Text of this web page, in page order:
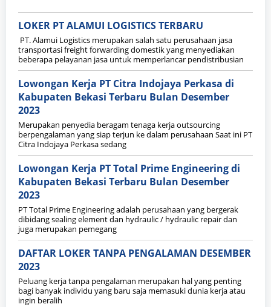
LOKER PT ALAMUI LOGISTICS TERBARU
PT. Alamui Logistics merupakan salah satu perusahaan jasa
transportasi freight forwarding domestik yang menyediakan
beberapa pelayanan jasa untuk memperlancar pendistribusian
Lowongan Kerja PT Citra Indojaya Perkasa di
Kabupaten Bekasi Terbaru Bulan Desember
2023
Merupakan penyedia beragam tenaga kerja outsourcing
berpengalaman yang siap terjun ke dalam perusahaan Saat ini PT
Citra Indojaya Perkasa sedang
Lowongan Kerja PT Total Prime Engineering di
Kabupaten Bekasi Terbaru Bulan Desember
2023
PT Total Prime Engineering adalah perusahaan yang bergerak
dibidang sealing element dan hydraulic / hydraulic repair dan
juga merupakan pemegang
DAFTAR LOKER TANPA PENGALAMAN DESEMBER
2023
Peluang kerja tanpa pengalaman merupakan hal yang penting
bagi banyak individu yang baru saja memasuki dunia kerja atau
ingin beralih